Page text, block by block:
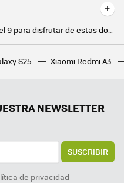
No hace falta que tengas un Pixel 9 para disfrutar de estas dos funciones mágicas de Google. Descubre si el tuyo es compatible
Si tienes un Samsung y quieres aprovechar al máximo sus cámaras, esta app lo cambia todo. Averigua si el tuyo es compatible
Un Bizum europeo es posible. Los sistemas del sur de Europa acercan posiciones con Wero, la alternativa franco-alemana
S25 Xiaomi Redmi A3
NEWSLETTER
SUSCRIBIR
de privacidad